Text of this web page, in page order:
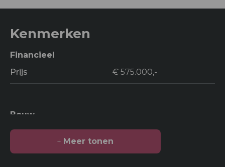
Kenmerken
Financieel
Prijs
€ 575.000,-
Bouw
Soort bouw
Woonhuis
Bouwjaar 1931
Meer tonen